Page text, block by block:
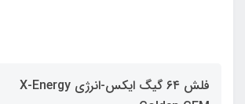
فلش ۶۴ گیگ ایکس-انرژی X-Energy